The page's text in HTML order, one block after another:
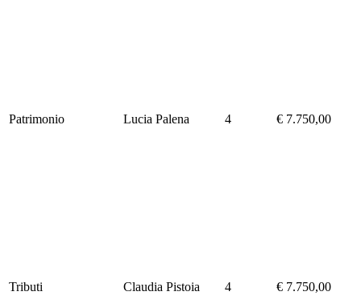
Patrimonio Lucia Palena 4 € 7.750,00
Tributi Claudia Pistoia 4 € 7.750,00